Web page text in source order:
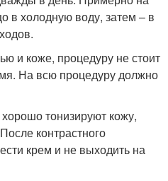
в холодную воду, затем – в
и коже, процедуру не стоит
На всю процедуру должно
тонизируют кожу,
контрастного
крем и не выходить на